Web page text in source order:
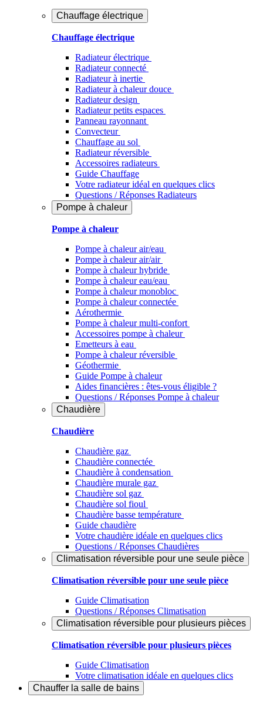
Chauffage électrique
Chauffage électrique
Radiateur électrique
Radiateur connecté
Radiateur à inertie
Radiateur à chaleur douce
Radiateur design
Radiateur petits espaces
Panneau rayonnant
Convecteur
Chauffage au sol
Radiateur réversible
Accessoires radiateurs
Guide Chauffage
Votre radiateur idéal en quelques clics
Questions / Réponses Radiateurs
Pompe à chaleur
Pompe à chaleur
Pompe à chaleur air/eau
Pompe à chaleur air/air
Pompe à chaleur hybride
Pompe à chaleur​ eau/eau
Pompe à chaleur monobloc
Pompe à chaleur connectée
Aérothermie
Pompe à chaleur multi-confort
Accessoires pompe à chaleur
Emetteurs à eau
Pompe à chaleur réversible
Géothermie
Guide Pompe à chaleur
Aides financières : êtes-vous éligible ?
Questions / Réponses Pompe à chaleur
Chaudière
Chaudière
Chaudière gaz
Chaudière connectée
Chaudière à condensation
Chaudière murale gaz
Chaudière sol gaz
Chaudière sol fioul
Chaudière basse température
Guide chaudière
Votre chaudière idéale en quelques clics
Questions / Réponses Chaudières
Climatisation réversible pour une seule pièce
Climatisation réversible pour une seule pièce
Guide Climatisation
Questions / Réponses Climatisation
Climatisation réversible pour plusieurs pièces
Climatisation réversible pour plusieurs pièces
Guide Climatisation
Votre climatisation idéale en quelques clics
Chauffer la salle de bains